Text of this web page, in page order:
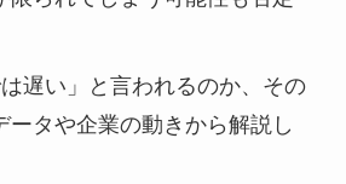
遅い」と言われるのか、その
ータや企業の動きから解説し